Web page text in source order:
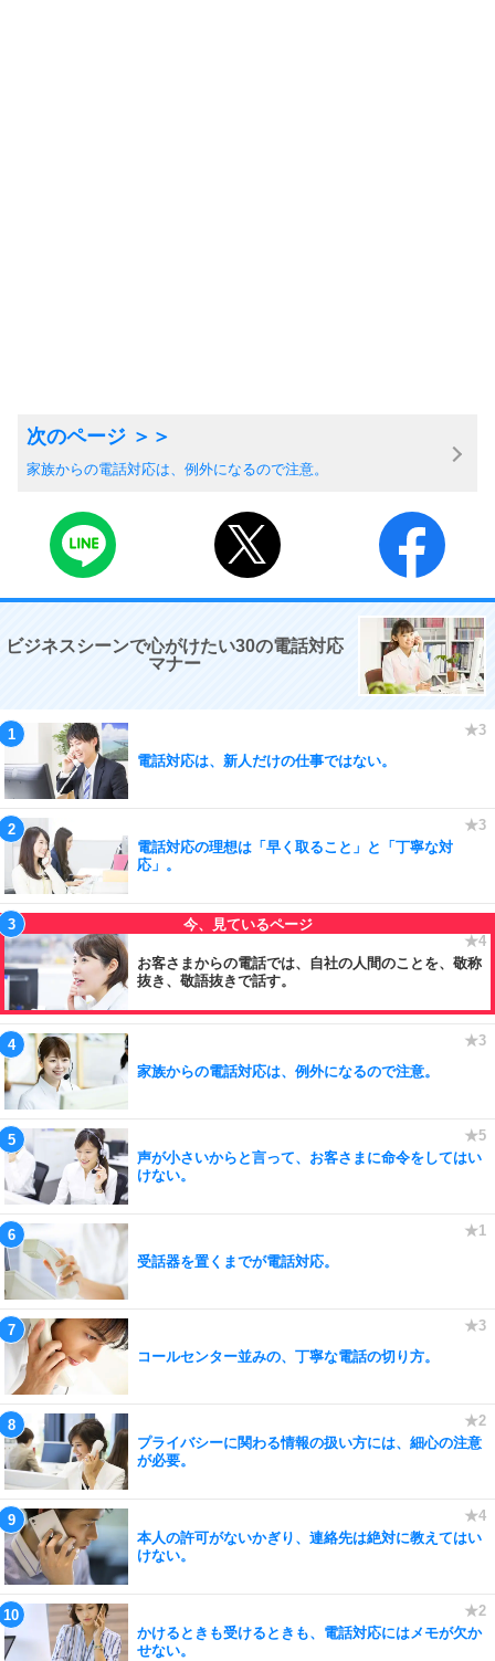
家族からの電話対応は、例外になるので注意。
ビジネスシーンで心がけたい30の電話対応
マナー
電話対応は、新人だけの仕事ではない。
電話対応の理想は「早く取ること」と「丁寧な対
応」。
お客さまからの電話では、自社の人間のことを、敬称
抜き、敬語抜きで話す。
家族からの電話対応は、例外になるので注意。
声が小さいからと言って、お客さまに命令をしてはい
けない。
受話器を置くまでが電話対応。
コールセンター並みの、丁寧な電話の切り方。
プライバシーに関わる情報の扱い方には、細心の注意
が必要。
本人の許可がないかぎり、連絡先は絶対に教えてはい
けない。
かけるときも受けるときも、電話対応にはメモが欠か
せない。